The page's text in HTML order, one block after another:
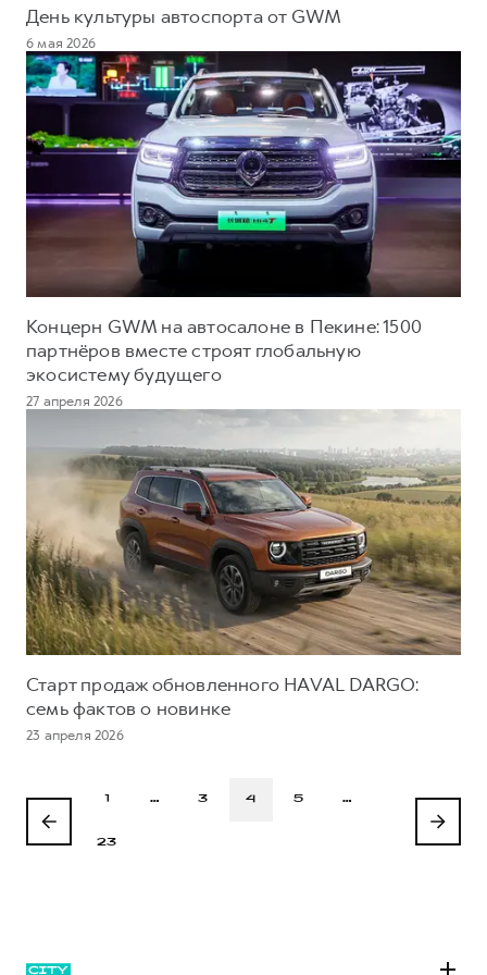
День культуры автоспорта от GWM
6 мая 2026
Концерн GWM на автосалоне в Пекине: 1500
партнёров вместе строят глобальную
экосистему будущего
27 апреля 2026
Старт продаж обновленного HAVAL DARGO:
семь фактов о новинке
23 апреля 2026
1 … 3 4 5 …
23